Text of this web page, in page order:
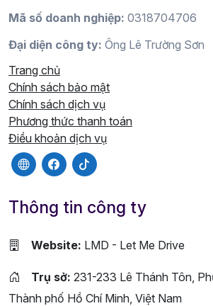
Mã số doanh nghiệp: 0318704706
Đại diện công ty: Ông Lê Trường Sơn
Trang chủ
Chính sách bảo mật
Chính sách dịch vụ
Phương thức thanh toán
Điều khoản dịch vụ
Thông tin công ty
Website: LMD - Let Me Drive
Trụ sở: 231-233 Lê Thánh Tôn,
Thành phố Hồ Chí Minh, Việt Nam